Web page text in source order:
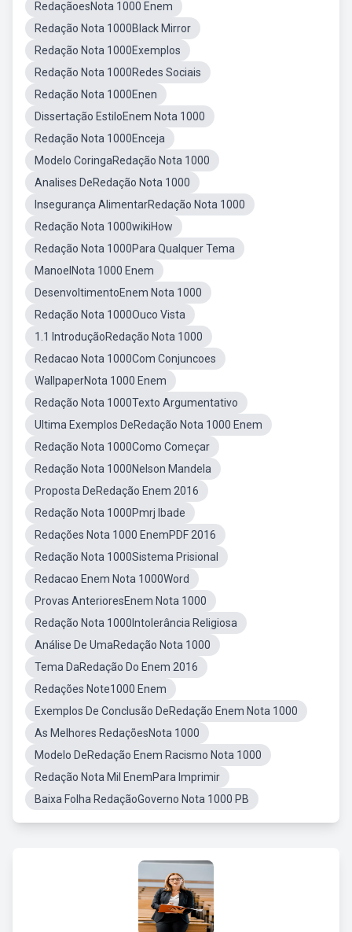
RedaçãoesNota 1000 Enem
Redação Nota 1000Black Mirror
Redação Nota 1000Exemplos
Redação Nota 1000Redes Sociais
Redação Nota 1000Enen
Dissertação EstiloEnem Nota 1000
Redação Nota 1000Enceja
Modelo CoringaRedação Nota 1000
Analises DeRedação Nota 1000
Insegurança AlimentarRedação Nota 1000
Redação Nota 1000wikiHow
Redação Nota 1000Para Qualquer Tema
ManoelNota 1000 Enem
DesenvoltimentoEnem Nota 1000
Redação Nota 1000Ouco Vista
1.1 IntroduçãoRedação Nota 1000
Redacao Nota 1000Com Conjuncoes
WallpaperNota 1000 Enem
Redação Nota 1000Texto Argumentativo
Ultima Exemplos DeRedação Nota 1000 Enem
Redação Nota 1000Como Começar
Redação Nota 1000Nelson Mandela
Proposta DeRedação Enem 2016
Redação Nota 1000Pmrj Ibade
Redações Nota 1000 EnemPDF 2016
Redação Nota 1000Sistema Prisional
Redacao Enem Nota 1000Word
Provas AnterioresEnem Nota 1000
Redação Nota 1000Intolerância Religiosa
Análise De UmaRedação Nota 1000
Tema DaRedação Do Enem 2016
Redações Note1000 Enem
Exemplos De Conclusão DeRedação Enem Nota 1000
As Melhores RedaçõesNota 1000
Modelo DeRedação Enem Racismo Nota 1000
Redação Nota Mil EnemPara Imprimir
Baixa Folha RedaçãoGoverno Nota 1000 PB